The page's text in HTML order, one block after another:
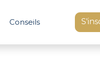
Conseils